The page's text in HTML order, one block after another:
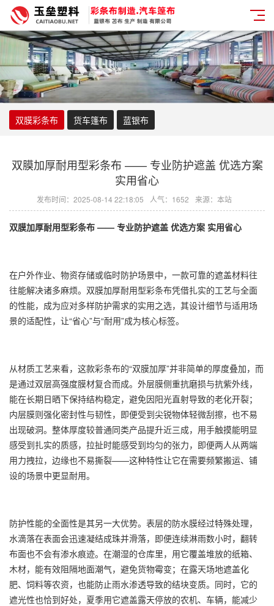
双膜彩条布 货车篷布 蓝银布
双膜加厚耐用型彩条布 —— 专业防护遮盖 优选方案
实用省心
发布时间：2025-08-14 22:18:05 人气：1652 来源：本站
双膜加厚耐用型彩条布 —— 专业防护遮盖 优选方案 实用省心
在户外作业、物资存储或临时防护场景中，一款可靠的遮盖材料往
往能解决诸多麻烦。双膜加厚耐用型彩条布凭借扎实的工艺与全面
的性能，成为应对多样防护需求的实用之选，其设计细节与适用场
景的适配性，让“省心”与“耐用”成为核心标签。
从材质工艺来看，这款彩条布的“双膜加厚”并非简单的厚度叠加，而
是通过双层高强度膜材复合而成。外层膜侧重抗磨损与抗紫外线，
能在长期日晒下保持结构稳定，避免因阳光直射导致的老化开裂；
内层膜则强化密封性与韧性，即便受到尖锐物体轻微刮擦，也不易
出现破洞。整体厚度较普通同类产品提升近三成，用手触摸能明显
感受到扎实的质感，拉扯时能感受到均匀的张力，即便两人从两端
用力拽拉，边缘也不易撕裂——这种特性让它在需要频繁搬运、铺
设的场景中更显耐用。
防护性能的全面性是其另一大优势。表层的防水膜经过特殊处理，
水滴落在表面会迅速凝结成珠并滑落，即便连续淋雨数小时，翻转
布面也不会有渗水痕迹。在潮湿的仓库里，用它覆盖堆放的纸箱、
木材，能有效阻隔地面潮气，避免货物霉变；在露天场地遮盖化
肥、饲料等农资，也能防止雨水渗透导致的结块变质。同时，它的
遮光性也恰到好处，夏季用它遮盖露天停放的农机、车辆，能减少